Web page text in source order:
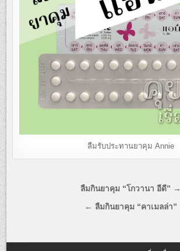
ลืมรับประทานยาคุม Annie
ลืมกินยาคุม “โกวานา อีดี” →
← ลืมกินยาคุม “คาเมลล่า”